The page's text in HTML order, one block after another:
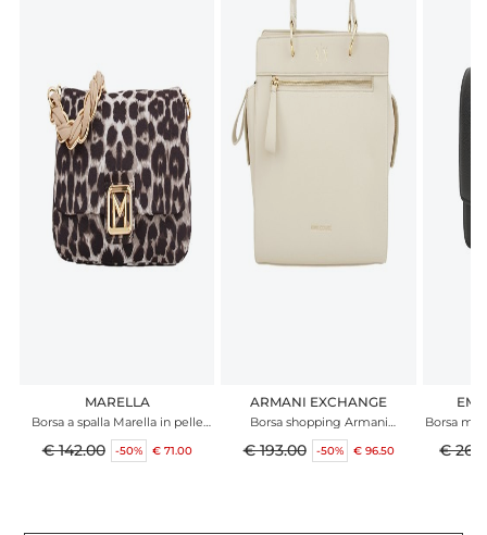
MARELLA
Borsa a spalla Marella in pelle
ecologica animalier
€ 142.00 -50% € 71.00
ARMANI EXCHANGE
Borsa shopping Armani
Exchange in ecopelle martellata
beige
€ 193.00 -50% € 96.50
Borsa
€